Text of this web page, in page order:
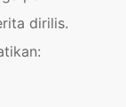
dirilis.